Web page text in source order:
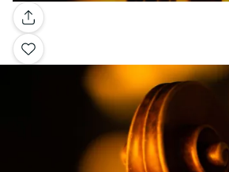
Galleria